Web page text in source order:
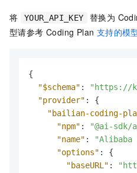
将 YOUR_API_KEY 替换为
型请参考 Coding Plan 支持的模
{
"$schema" : "https://
"provider" :
{
"bailian-coding-
"npm" : "@ai-sdk/
"name" : "Alibaba
"options" :
{
"baseURL" :